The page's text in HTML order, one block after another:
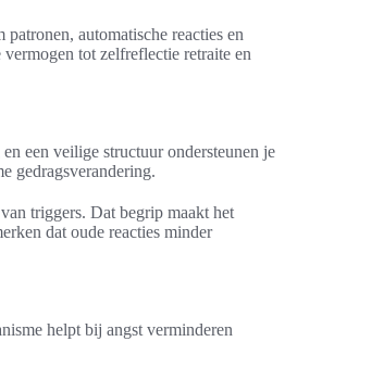
automatische reacties en
tot zelfreflectie retraite en
een veilige structuur ondersteunen je
gedragsverandering.
triggers. Dat begrip maakt het
dat oude reacties minder
helpt bij angst verminderen